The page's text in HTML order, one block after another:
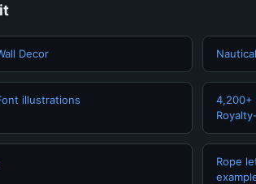
Decor
illustrations
4,200+
Rope